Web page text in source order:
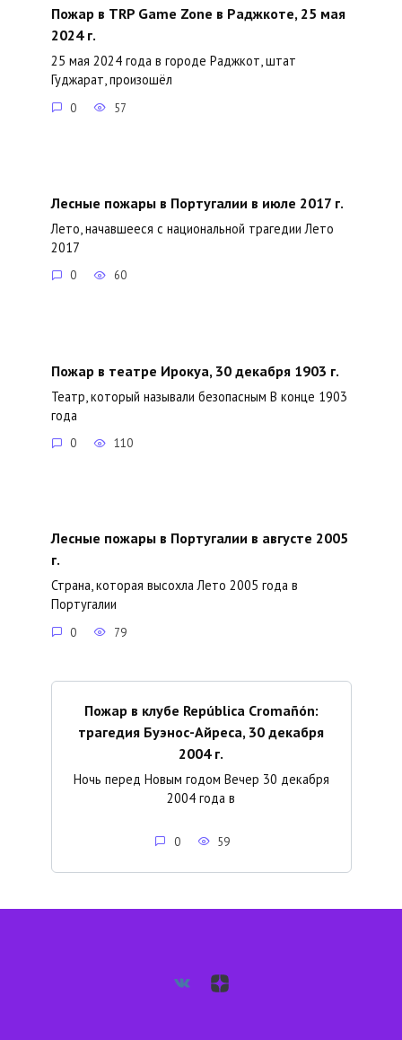
Пожар в TRP Game Zone в Раджкоте, 25 мая
2024 г.
25 мая 2024 года в городе Раджкот, штат
Гуджарат, произошёл
0 57
Лесные пожары в Португалии в июле 2017 г.
Лето, начавшееся с национальной трагедии Лето
2017
0 60
Пожар в театре Ирокуа, 30 декабря 1903 г.
Театр, который называли безопасным В конце 1903
года
0 110
Лесные пожары в Португалии в августе 2005
г.
Страна, которая высохла Лето 2005 года в
Португалии
0 79
Пожар в клубе República Cromañón:
трагедия Буэнос-Айреса, 30 декабря
2004 г.
Ночь перед Новым годом Вечер 30 декабря
2004 года в
0 59